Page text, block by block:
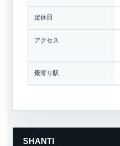
定休日
アクセス
最寄り駅
SHANTI